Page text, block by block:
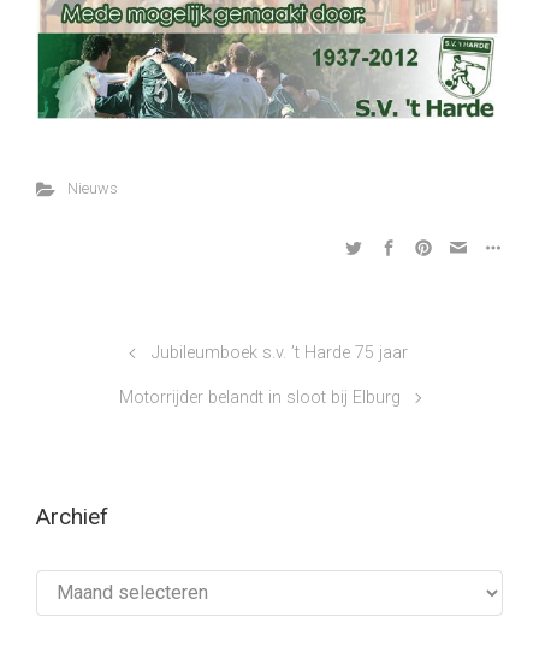
Nieuws
Jubileumboek s.v. ’t Harde 75 jaar
Motorrijder belandt in sloot bij Elburg
Archief